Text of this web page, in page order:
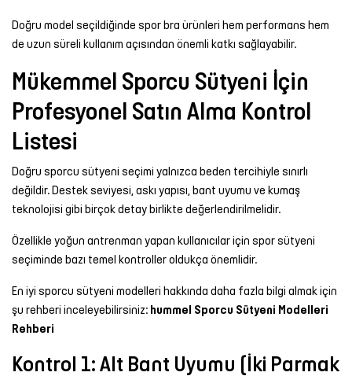
Doğru model seçildiğinde spor bra ürünleri hem performans hem
de uzun süreli kullanım açısından önemli katkı sağlayabilir.
Mükemmel Sporcu Sütyeni İçin
Profesyonel Satın Alma Kontrol
Listesi
Doğru sporcu sütyeni seçimi yalnızca beden tercihiyle sınırlı
değildir. Destek seviyesi, askı yapısı, bant uyumu ve kumaş
teknolojisi gibi birçok detay birlikte değerlendirilmelidir.
Özellikle yoğun antrenman yapan kullanıcılar için spor sütyeni
seçiminde bazı temel kontroller oldukça önemlidir.
En iyi sporcu sütyeni modelleri hakkında daha fazla bilgi almak için
şu rehberi inceleyebilirsiniz: hummel Sporcu Sütyeni Modelleri
Rehberi
Kontrol 1: Alt Bant Uyumu (İki Parmak